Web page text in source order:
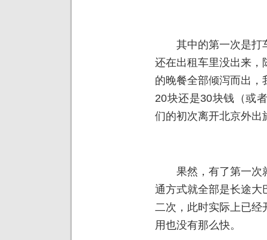
其中的第一次是打
还在出租车里没出来，
的晚餐全部倾泻而出
20块还是30块钱（或
们的初次离开北京外出
果然，有了第一次
通方式就全部是长途大
二次，此时实际上已经
用也没有那么快。